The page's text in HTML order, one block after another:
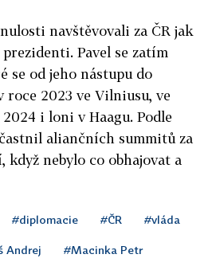
navštěvovali za ČR jak
Pavel se zatím
se od jeho nástupu do
roce 2023 ve Vilniusu, ve
i loni v Haagu. Podle
aliančních summitů za
nebylo co obhajovat a
#diplomacie #ČR #vláda
Andrej #Macinka Petr